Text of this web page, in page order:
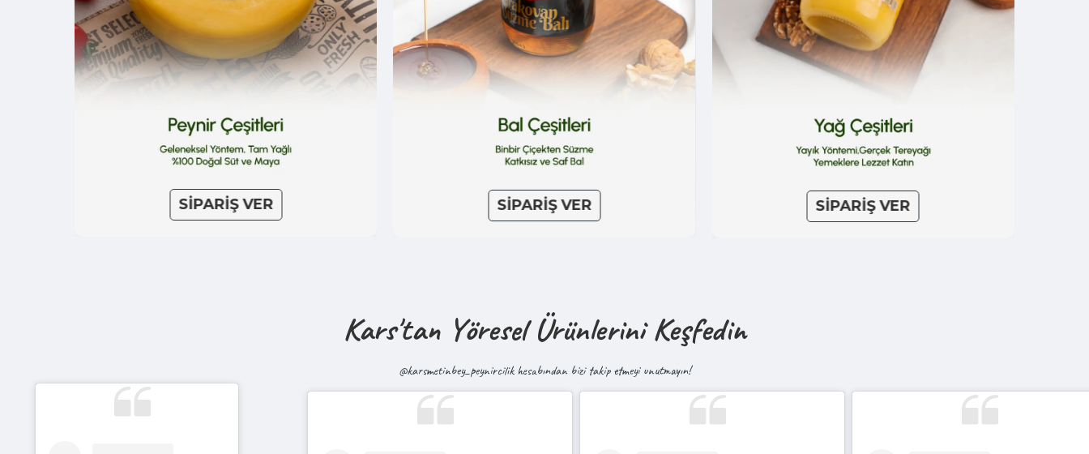
SİPARİŞ VER SİPARİŞ VER SİPARİŞ VER
Kars'tan Yöresel Ürünlerini Keşfedin
@karsmetinbey_peynircilik hesabından bizi takip etmeyi unutmayın!